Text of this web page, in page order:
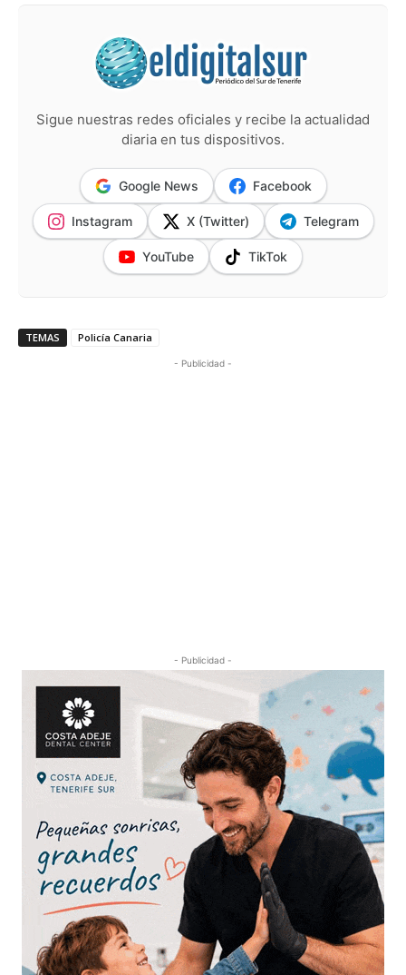
Sigue nuestras redes oficiales y recibe la actualidad
diaria en tus dispositivos.
Google News Facebook
Instagram X (Twitter) Telegram
YouTube TikTok
TEMAS Policía Canaria
- Publicidad -
- Publicidad -